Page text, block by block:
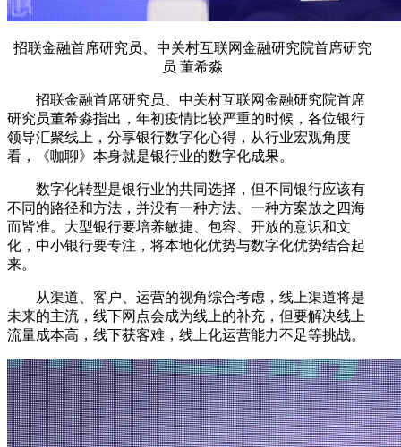
招联金融首席研究员、中关村互联网金融研究院首席研究
员 董希淼
招联金融首席研究员、中关村互联网金融研究院首席
研究员董希淼指出，年初疫情比较严重的时候，各位银行
领导汇聚线上，分享银行数字化心得，从行业宏观角度
看，《咖聊》本身就是银行业的数字化成果。
数字化转型是银行业的共同选择，但不同银行应该有
不同的路径和方法，并没有一种方法、一种方案放之四海
而皆准。大型银行要培养敏捷、包容、开放的意识和文
化，中小银行要专注，将本地化优势与数字化优势结合起
来。
从渠道、客户、运营的视角综合考虑，线上渠道将是
未来的主流，线下网点会成为线上的补充，但要解决线上
流量成本高，线下获客难，线上化运营能力不足等挑战。